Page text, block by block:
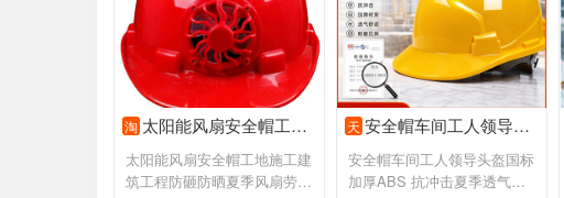
淘 太阳能风扇安全帽工地施工建筑工程防砸防晒夏季风扇劳保安全头盔
太阳能风扇安全帽工地施工建
筑工程防砸防晒夏季风扇劳保
天 安全帽车间工人领导头盔国标加厚ABS 抗冲击夏季透气电力施工建筑
安全帽车间工人领导头盔国标
加厚ABS 抗冲击夏季透气电